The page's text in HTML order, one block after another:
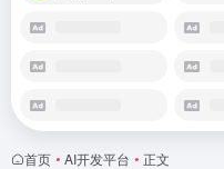
首页 • AI开发平台 • 正文